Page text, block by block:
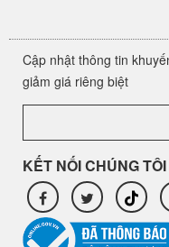
Cập nhật thông tin
giảm giá riêng biệt
KẾT NỐI CHÚNG